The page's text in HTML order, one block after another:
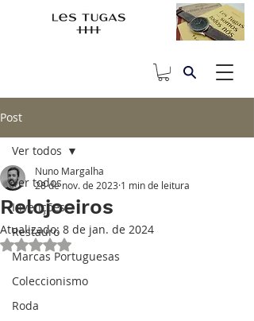
Post
Ver todos
Invenções
Restauro
Marcas Portuguesas
Coleccionismo
Roda
Ver todos
Relojoeiros
Nuno Margalha
28 de nov. de 2023 1 min de leitura
Atualizado: 8 de jan. de 2024
Avaliado com NaN de 5 estrelas.